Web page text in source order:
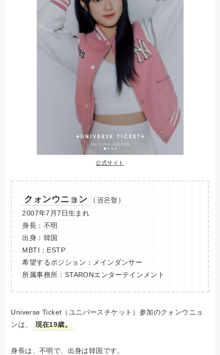
公式サイト
クォンウニョン
（권은형）
2007年7月7日生まれ
身長：不明
出身：韓国
MBTI：ESTP
希望するポジション：メインダンサー
所属事務所：STARONエンターテインメント
Universe Ticket（ユニバースチケット）参加のクォンウニョ
ンは、
現在19歳。
身長は、不明で、出身は韓国です。